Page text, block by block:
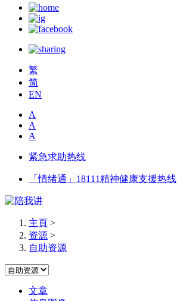
繁
简
EN
A
A
A
紧急求助热线
「情绪通」18111精神健康支援热线
主頁 >
资源 >
自助资源
文章